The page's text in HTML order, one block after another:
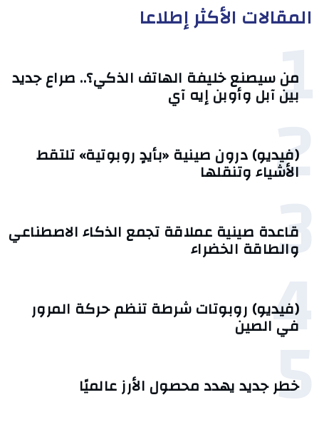
المقالات الأكثر إطلاعا
1
من سيصنع خليفة الهاتف الذكي؟.. صراع جديد
بين آبل وأوبن إيه آي
2
(فيديو) درون صينية «بأيدٍ روبوتية» تلتقط
الأشياء وتنقلها
3
قاعدة صينية عملاقة تجمع الذكاء الاصطناعي
والطاقة الخضراء
4
(فيديو) روبوتات شرطة تنظم حركة المرور
في الصين
5
خطر جديد يهدد محصول الأرز عالميًا